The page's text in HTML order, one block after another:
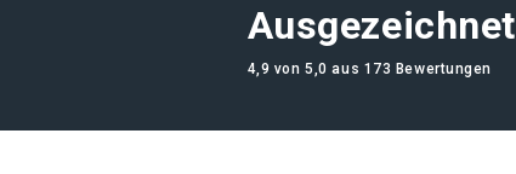
Ausgezeichnet
4,9 von 5,0 aus 173 Bewertungen